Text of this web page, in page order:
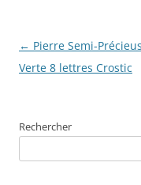
Navigation
des
← Pierre Semi-
Verte 8 lettres Crostic
Rechercher